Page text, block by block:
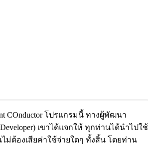
COnductor โปรแกรมนี้ ทางผู้พัฒนา
เขาได้แจกให้ ทุกท่านได้นำไปใช้
ม่ต้องเสียค่าใช้จ่ายใดๆ ทั้งสิ้น โดยท่าน